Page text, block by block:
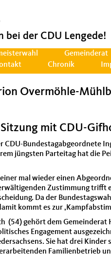
bei der CDU Lengede!
Gemeinderat
Chronik
Overmöhle-
mit CDU-
CDU-Bundestagabgeordnete
jüngsten Parteitag hat die
mal wieder einen
Zustimmung trifft
Da der
kommt es zur
(54) gehört dem Gemeinderat
Engagement
Sie hat drei
Familienbetrieb